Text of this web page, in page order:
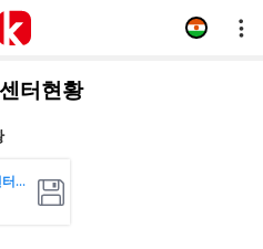
터현황
전국 외국인노동자지원센터현황